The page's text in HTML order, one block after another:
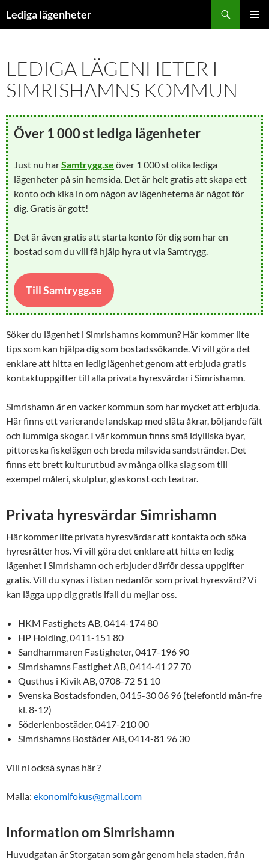
tillLediga lägenheter
LEDIGA LÄGENHETER I
SIMRISHAMNS KOMMUN
Över 1 000 st lediga lägenheter
Just nu harSamtrygg.se över 1 000 st olika lediga
lägenheter på sin hemsida. Det är helt gratis att skapa ett
konto och kika in om någon av lägenheterna är något för
dig. Gratis är gott!
Det är även gratis att starta konto för dig som har en
bostad som du vill få hjälp hyra ut via Samtrygg.
Till Samtrygg.se
Söker du lägenhet i Simrishamns kommun? Här kommer lite
tips som kan hjälpa dig som bostadssökande. Vi vill göra det
enklare att hitta en ledig lägenhet genom att erbjuda gratis
kontaktuppgifter till alla privata hyresvärdar i Simrishamn.
Simrishamn är en vacker kommun som har mycket att erbjuda.
Här finns ett varierande landskap med släta åkrar, böljande fält
och lummiga skogar. I vår kommun finns små idylliska byar,
pittoreska fiskelägen och breda milsvida sandstränder. Det
finns ett brett kulturutbud av många olika slag som till
exempel måleri, skulptur, glaskonst och teatrar.
Privata hyresvärdar Simrishamn
Här kommer lite privata hyresvärdar att kontakta och söka
hyresrätter hos. Vi vill göra det enklare att hitta en ledig
lägenhet i Simrishamn och erbjuder därför dessa uppgifter
gratis. Vill du synas i listan nedanför som privat hyresvärd? Vi
kan lägga upp dig gratis ifall du mejlar oss.
HKM Fastighets AB, 0414-174 80
HP Holding, 0411-151 80
Sandhammaren Fastigheter, 0417-196 90
Simrishamns Fastighet AB, 0414-41 27 70
Qusthus i Kivik AB, 0708-72 51 10
Svenska Bostadsfonden, 0415-30 06 96 (telefontid mån-fre
kl. 8-12)
Söderlenbostäder, 0417-210 00
Simrishamns Bostäder AB, 0414-81 96 30
Vill ni också synas här ?
Maila: ekonomifokus@gmail.com
Information om Simrishamn
Huvudgatan är Storgatan som går genom hela staden, från